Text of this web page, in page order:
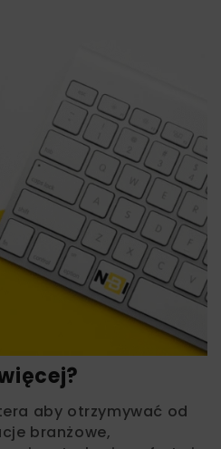
aby otrzymywać od
branżowe,